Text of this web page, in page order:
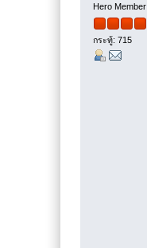
Hero Member
กระทู้: 715